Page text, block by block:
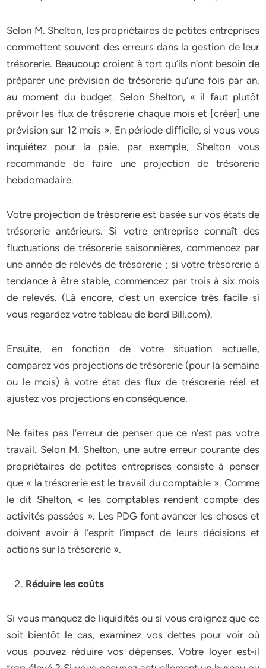
Selon M. Shelton, les propriétaires de petites entreprises
commettent souvent des erreurs dans la gestion de leur
trésorerie. Beaucoup croient à tort qu’ils n’ont besoin de
préparer une prévision de trésorerie qu’une fois par an,
au moment du budget. Selon Shelton, « il faut plutôt
prévoir les flux de trésorerie chaque mois et [créer] une
prévision sur 12 mois ». En période difficile, si vous vous
inquiétez pour la paie, par exemple, Shelton vous
recommande de faire une projection de trésorerie
hebdomadaire.
Votre projection detrésorerie est basée sur vos états de
trésorerie antérieurs. Si votre entreprise connaît des
fluctuations de trésorerie saisonnières, commencez par
une année de relevés de trésorerie ; si votre trésorerie a
tendance à être stable, commencez par trois à six mois
de relevés. (Là encore, c’est un exercice très facile si
vous regardez votre tableau de bord Bill.com).
Ensuite, en fonction de votre situation actuelle,
comparez vos projections de trésorerie (pour la semaine
ou le mois) à votre état des flux de trésorerie réel et
ajustez vos projections en conséquence.
Ne faites pas l’erreur de penser que ce n’est pas votre
travail. Selon M. Shelton, une autre erreur courante des
propriétaires de petites entreprises consiste à penser
que « la trésorerie est le travail du comptable ». Comme
le dit Shelton, « les comptables rendent compte des
activités passées ». Les PDG font avancer les choses et
doivent avoir à l’esprit l’impact de leurs décisions et
actions sur la trésorerie ».
Réduire les coûts
Si vous manquez de liquidités ou si vous craignez que ce
soit bientôt le cas, examinez vos dettes pour voir où
vous pouvez réduire vos dépenses. Votre loyer est-il